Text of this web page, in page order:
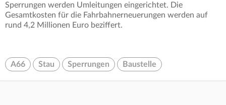
Sperrungen werden Umleitungen eingerichtet. Die
Gesamtkosten für die Fahrbahnerneuerungen werden auf
rund 4,2 Millionen Euro beziffert.
A66 Stau Sperrungen Baustelle